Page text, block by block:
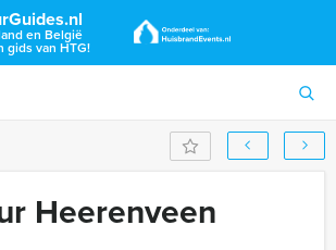
en België
gids van HTG!
Heerenveen